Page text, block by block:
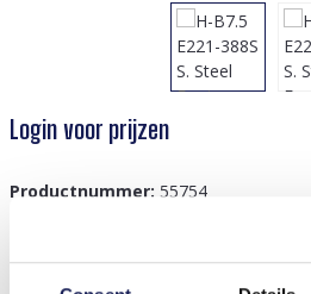
Login voor prijzen
Productnummer: 55754
Beschrijving